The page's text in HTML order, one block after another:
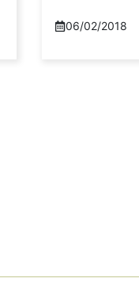
06/02/2018